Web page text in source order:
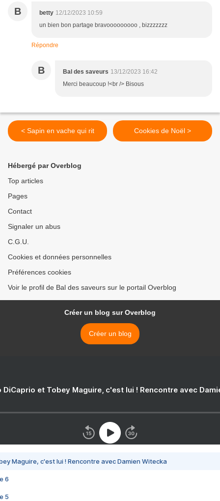
B betty 12/12/2023 10:59
un bien bon partage bravooooooooo , bizzzzzzz
Répondre
B Bal des saveurs 13/12/2023 16:42
Merci beaucoup !<br /> Bisous
< Sapin en vache qui rit Cookies de Noël >
Hébergé par Overblog
Top articles
Pages
Contact
Signaler un abus
C.G.U.
Cookies et données personnelles
Préférences cookies
Voir le profil de Bal des saveurs sur le portail Overblog
Créer un blog sur Overblog
Créer un blog
DiCaprio et Tobey Maguire, c'est lui ! Rencontre avec
Maguire, c'est lui ! Rencontre avec Damien Witecka
6
5